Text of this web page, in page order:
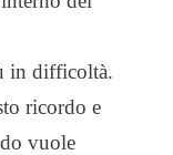
in difficoltà.
ricordo e
vuole